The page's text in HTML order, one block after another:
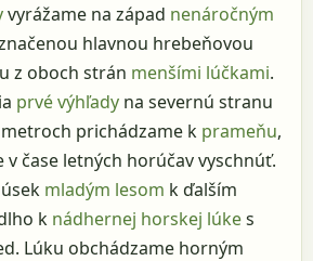
vyrážame na západ nenáročným
hlavnou hrebeňovou
z oboch strán menšími lúčkami.
prvé výhľady na severnú stranu
prichádzame k prameňu,
v čase letných horúčav vyschnúť.
mladým lesom k ďalším
k nádhernej horskej lúkes
Lúku obchádzame horným